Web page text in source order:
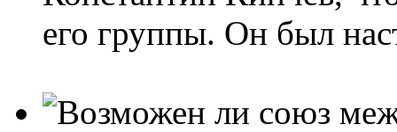
его группы. Он был